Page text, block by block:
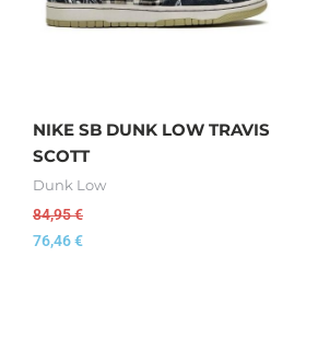
NIKE SB DUNK LOW TRAVIS
SCOTT
Dunk Low
84,95€
76,46€